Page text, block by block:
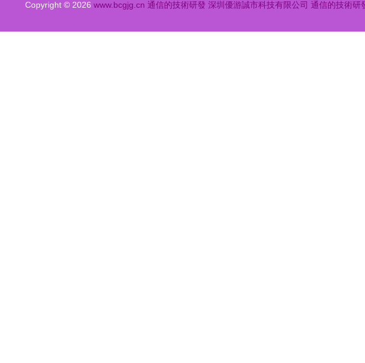
Copyright © 2026 www.bcgjg.cn 通信的技術研發 深圳優游誠市科技有限公司 通信的技術研